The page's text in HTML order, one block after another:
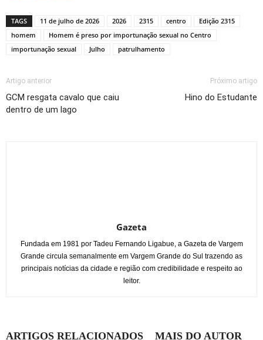
TAGS 11 de julho de 2026 2026 2315 centro
Edição 2315
homem
Homem é preso por importunação sexual no Centro
importunação sexual
Julho patrulhamento
Artigo anterior
GCM resgata cavalo que caiu
dentro de um lago
Próximo artigo
Hino do Estudante
Gazeta
Fundada em 1981 por Tadeu Fernando Ligabue, a Gazeta de Vargem
Grande circula semanalmente em Vargem Grande do Sul trazendo as
principais notícias da cidade e região com credibilidade e respeito ao
leitor.
ARTIGOS RELACIONADOS MAIS DO AUTOR